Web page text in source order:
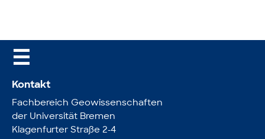
☰
Kontakt
Fachbereich Geowissenschaften
der Universität Bremen
Klagenfurter Straße 2-4